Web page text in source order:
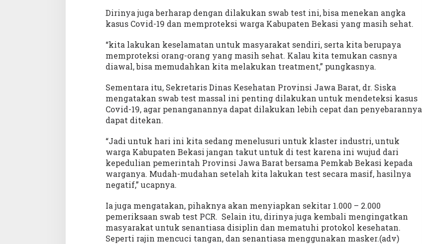
a
P
m
p
r
o
J
a
b
a
r
a
k
u
k
a
n
a
b
T
e
Dirinya juga berharap dengan dilakukan swab test ini, bisa menekan angka
kasus Covid-19 dan memproteksi warga Kabupaten Bekasi yang masih sehat.
“kita lakukan keselamatan untuk masyarakat sendiri, serta kita berupaya
memproteksi orang-orang yang masih sehat. Kalau kita temukan casnya
diawal, bisa memudahkan kita melakukan treatment,” pungkasnya.
Sementara itu, Sekretaris Dinas Kesehatan Provinsi Jawa Barat, dr. Siska
mengatakan swab test massal ini penting dilakukan untuk mendeteksi kasus
Covid-19, agar penanganannya dapat dilakukan lebih cepat dan penyebarannya
dapat ditekan.
“Jadi untuk hari ini kita sedang menelusuri untuk klaster industri, untuk
warga Kabupaten Bekasi jangan takut untuk di test karena ini wujud dari
kepedulian pemerintah Provinsi Jawa Barat bersama Pemkab Bekasi kepada
warganya. Mudah-mudahan setelah kita lakukan test secara masif, hasilnya
negatif,” ucapnya.
Ia juga mengatakan, pihaknya akan menyiapkan sekitar 1.000 – 2.000
pemeriksaan swab test PCR. Selain itu, dirinya juga kembali mengingatkan
masyarakat untuk senantiasa disiplin dan mematuhi protokol kesehatan.
Seperti rajin mencuci tangan, dan senantiasa menggunakan masker.(adv)